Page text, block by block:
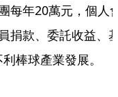
每年20萬元，個人
捐款、委託收益、
棒球產業發展。